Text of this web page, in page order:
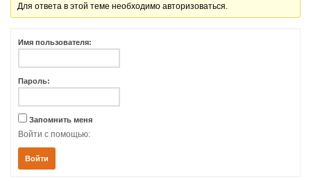
Для ответа в этой теме необходимо авторизоваться.
Имя пользователя:
Пароль:
Запомнить меня
Войти с помощью:
Войти